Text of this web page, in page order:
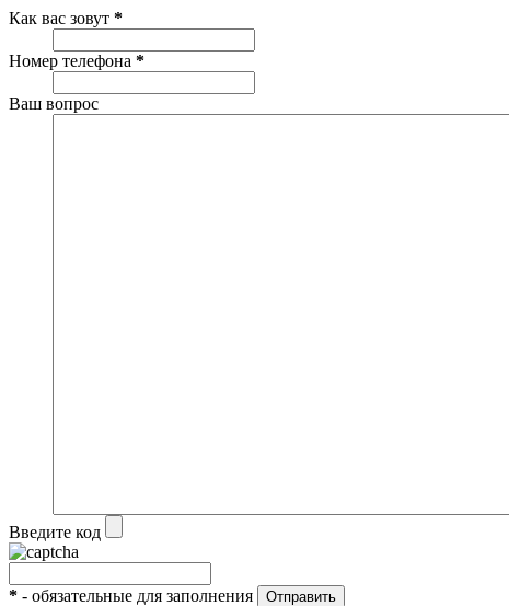
Как вас зовут *
Номер телефона *
Ваш вопрос
Введите код
* - обязательные для заполнения